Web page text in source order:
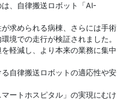
、自律搬送ロボット「AI-
求められる病棟、さらには手術
境での走行が検証されました。
軽減し、より本来の業務に集中
自律搬送ロボットの適応性や安
ートホスピタル」の実現にむけ